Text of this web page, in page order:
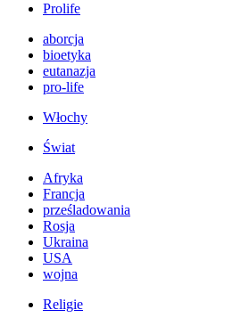
Prolife
aborcja
bioetyka
eutanazja
pro-life
Włochy
Świat
Afryka
Francja
prześladowania
Rosja
Ukraina
USA
wojna
Religie